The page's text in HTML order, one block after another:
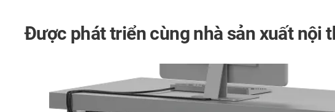
Được phát triển cùng nhà sản xuất nội